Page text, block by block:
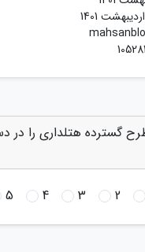
"دولت 30 طرح گسترده هتلداری را
2
3
4
5